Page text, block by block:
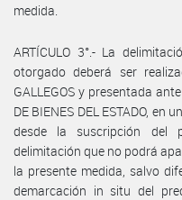
medida.
ARTÍCULO 3°.- La
otorgado deberá ser
GALLEGOS y presentada
DE BIENES DEL ESTADO, en
desde la suscripción del
delimitación que no podrá
la presente medida, salvo
demarcación in situ del